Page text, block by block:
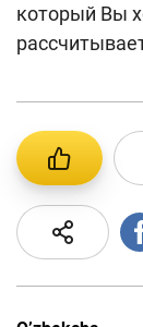
который Вы